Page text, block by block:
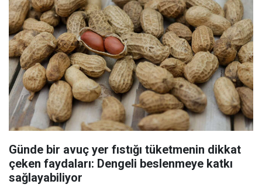
Günde bir avuç yer fıstığı tüketmenin dikkat
çeken faydaları: Dengeli beslenmeye katkı
sağlayabiliyor